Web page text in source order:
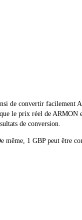
de convertir
le prix réel de
de conversion.
1 GBP peut être